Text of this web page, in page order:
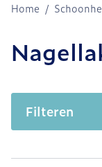
Home /
Filteren